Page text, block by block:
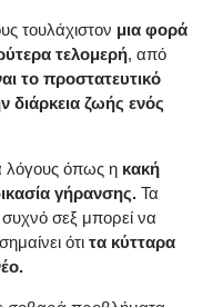
τουλάχιστον μια φορά
τελομερή, από
το προστατευτικό
διάρκεια ζωής ενός
λόγους όπως η κακή
γήρανσης. Τα
σεξ μπορεί να
ότι τα κύτταρα